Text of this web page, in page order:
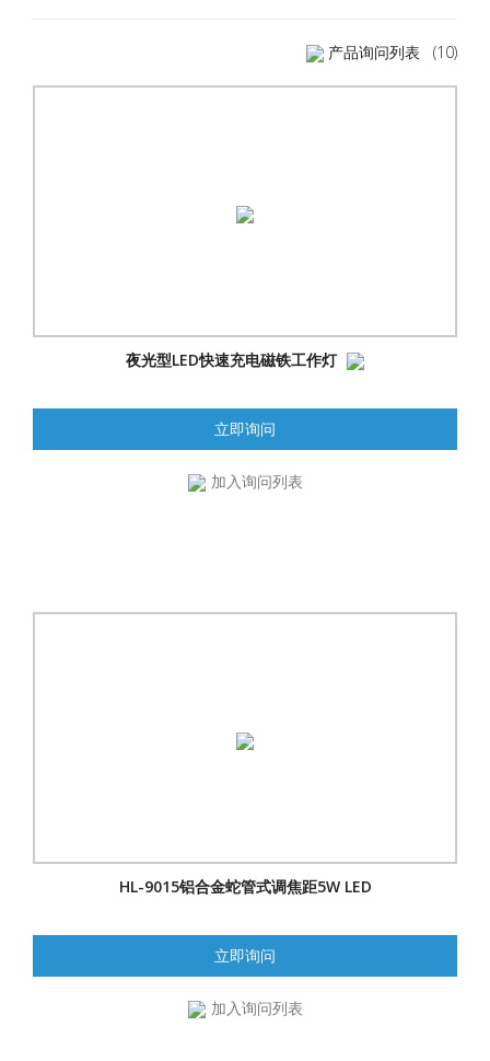
产品询问列表 (10)
夜光型LED快速充电磁铁工作灯
立即询问
加入询问列表
HL-9015铝合金蛇管式调焦距5W LED
立即询问
加入询问列表